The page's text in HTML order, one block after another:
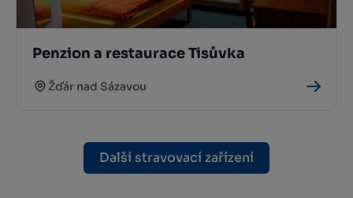
Penzion a restaurace Tisůvka
Žďár nad Sázavou
Další stravovací zařízení